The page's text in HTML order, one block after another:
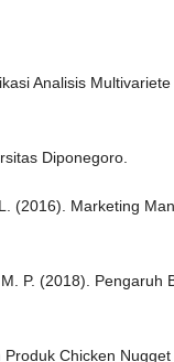
Analisis
Diponegoro.
(2016). Marketing
P. (2018). Pengaruh
Chicken